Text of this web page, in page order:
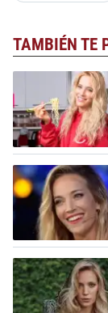
TAMBIÉN TE